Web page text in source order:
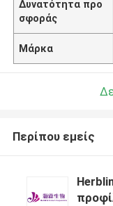
Δυνατότητα προ
σφοράς
Μάρκα
Περίπου εμείς